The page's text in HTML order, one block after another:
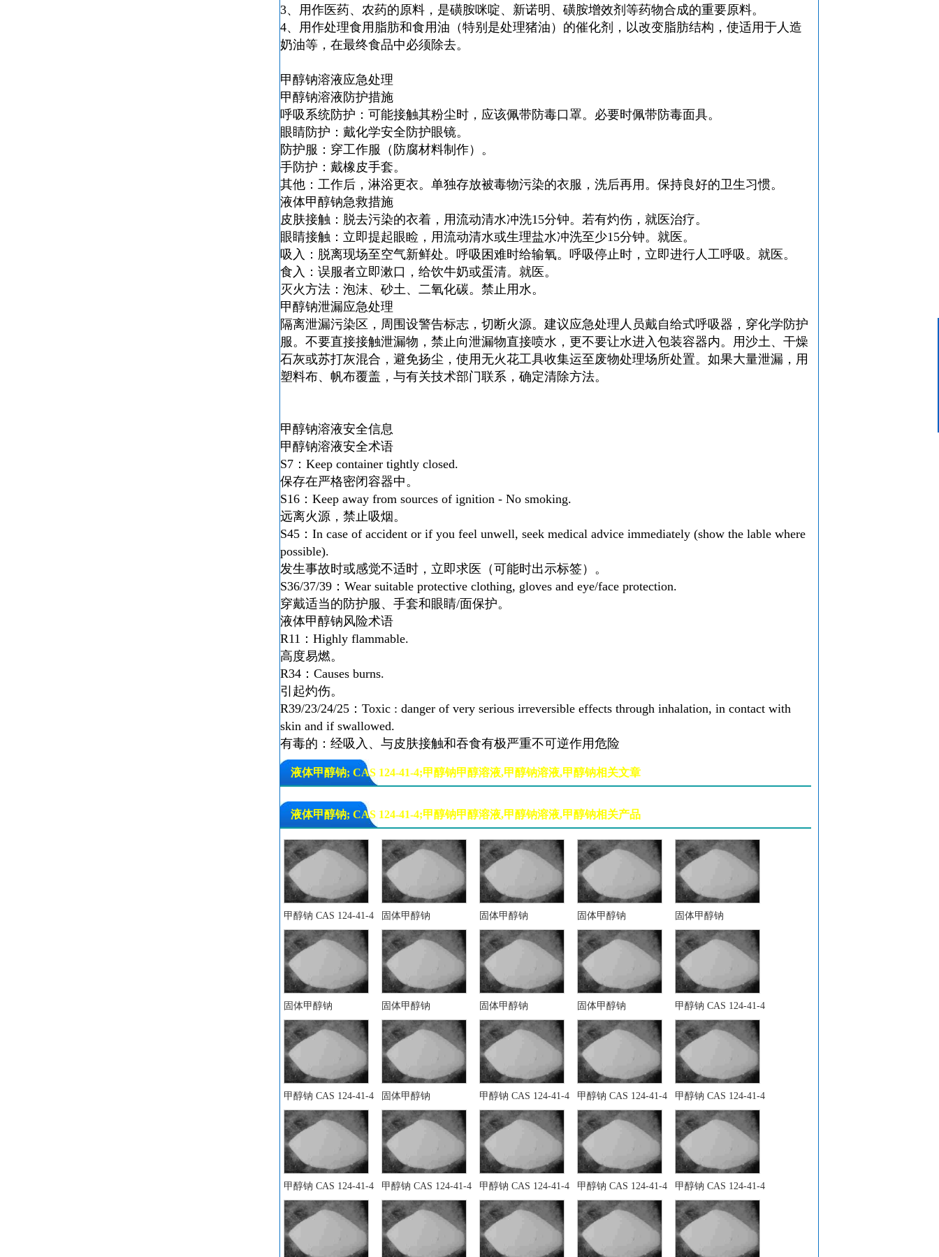
3、用作医药、农药的原料，是磺胺咪啶、新诺明、磺胺增效剂等药物合成的重要原料。
4、用作处理食用脂肪和食用油（特别是处理猪油）的催化剂，以改变脂肪结构，使适用于人造
奶油等，在最终食品中必须除去。
甲醇钠溶液应急处理
甲醇钠溶液防护措施
呼吸系统防护：可能接触其粉尘时，应该佩带防毒口罩。必要时佩带防毒面具。
眼睛防护：戴化学安全防护眼镜。
防护服：穿工作服（防腐材料制作）。
手防护：戴橡皮手套。
其他：工作后，淋浴更衣。单独存放被毒物污染的衣服，洗后再用。保持良好的卫生习惯。
液体甲醇钠急救措施
皮肤接触：脱去污染的衣着，用流动清水冲洗15分钟。若有灼伤，就医治疗。
眼睛接触：立即提起眼睑，用流动清水或生理盐水冲洗至少15分钟。就医。
吸入：脱离现场至空气新鲜处。呼吸困难时给输氧。呼吸停止时，立即进行人工呼吸。就医。
食入：误服者立即漱口，给饮牛奶或蛋清。就医。
灭火方法：泡沫、砂土、二氧化碳。禁止用水。
甲醇钠泄漏应急处理
隔离泄漏污染区，周围设警告标志，切断火源。建议应急处理人员戴自给式呼吸器，穿化学防护
服。不要直接接触泄漏物，禁止向泄漏物直接喷水，更不要让水进入包装容器内。用沙土、干燥
石灰或苏打灰混合，避免扬尘，使用无火花工具收集运至废物处理场所处置。如果大量泄漏，用
塑料布、帆布覆盖，与有关技术部门联系，确定清除方法。
甲醇钠溶液安全信息
甲醇钠溶液安全术语
S7：Keep container tightly closed.
保存在严格密闭容器中。
S16：Keep away from sources of ignition - No smoking.
远离火源，禁止吸烟。
S45：In case of accident or if you feel unwell, seek medical advice immediately (show the lable where
possible).
发生事故时或感觉不适时，立即求医（可能时出示标签）。
S36/37/39：Wear suitable protective clothing, gloves and eye/face protection.
穿戴适当的防护服、手套和眼睛/面保护。
液体甲醇钠风险术语
R11：Highly flammable.
高度易燃。
R34：Causes burns.
引起灼伤。
R39/23/24/25：Toxic : danger of very serious irreversible effects through inhalation, in contact with
skin and if swallowed.
有毒的：经吸入、与皮肤接触和吞食有极严重不可逆作用危险
液体甲醇钠; CAS 124-41-4;甲醇钠甲醇溶液,甲醇钠溶液,甲醇钠相关文章
液体甲醇钠; CAS 124-41-4;甲醇钠甲醇溶液,甲醇钠溶液,甲醇钠相关产品
甲醇钠 CAS 124-41-4 固体甲醇钠 固体甲醇钠 固体甲醇钠 固体甲醇钠
固体甲醇钠 固体甲醇钠 固体甲醇钠 固体甲醇钠 甲醇钠 CAS 124-41-4
甲醇钠 CAS 124-41-4 固体甲醇钠 甲醇钠 CAS 124-41-4 甲醇钠 CAS 124-41-4 甲醇钠 CAS 124-41-4
甲醇钠 CAS 124-41-4 甲醇钠 CAS 124-41-4 甲醇钠 CAS 124-41-4 甲醇钠 CAS 124-41-4 甲醇钠 CAS 124-41-4